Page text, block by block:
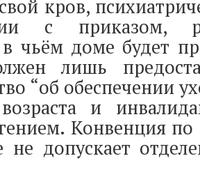
кров,
с приказом,
чьём доме будет
лишь
“об обеспечении
и
Конвенция
допускает